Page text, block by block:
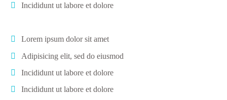
Incididunt ut labore et dolore
Lorem ipsum dolor sit amet
Adipisicing elit, sed do eiusmod
Incididunt ut labore et dolore
Incididunt ut labore et dolore